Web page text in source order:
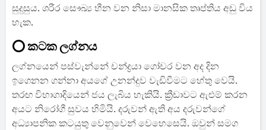
සුදුසුය. ශරීර සෞඛ්‍ය හීන වන නිසා මානසික තෘප්තිය අඩු විය
හැක.
⭕ කටක ලග්නය
ලග්නයෙන් පස්වැන්නේ චන්ද්‍රයා ගෝචර වන අද දින
ඉගෙනන ගන්නා අයගේ උනන්දුව වැඩිවීමට හේතු වෙයි.
තරඟ විභාගාදියෙන් ජය ලැබිය හැකියි. ක්‍රීඩාවට ඇළුම් කරන
අයට නිරෝගී සුවය හිමියි. දරුවන් ඇති අය දරුවන්ගේ
අධ්‍යාපනික කටයුතු වෙනුවෙන් වෙහෙසෙයි. ඔවුන් සමග